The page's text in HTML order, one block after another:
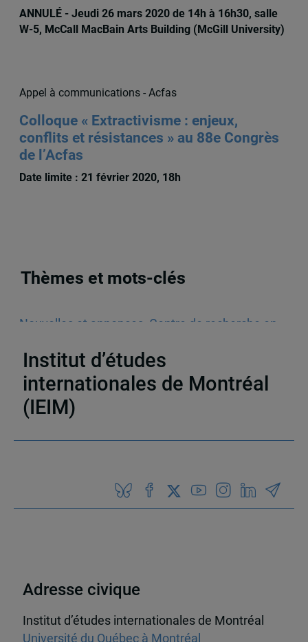
ANNULÉ - Jeudi 26 mars 2020 de 14h à 16h30, salle
W-5, McCall MacBain Arts Building (McGill University)
Appel à communications - Acfas
Colloque « Extractivisme : enjeux,
conflits et résistances » au 88e Congrès
de l’Acfas
Date limite : 21 février 2020, 18h
Thèmes et mots-clés
Nouvelles et annonces Centre de recherche en
Institut d’études
internationales de Montréal
(IEIM)
Adresse civique
Institut d’études internationales de Montréal
Université du Québec à Montréal